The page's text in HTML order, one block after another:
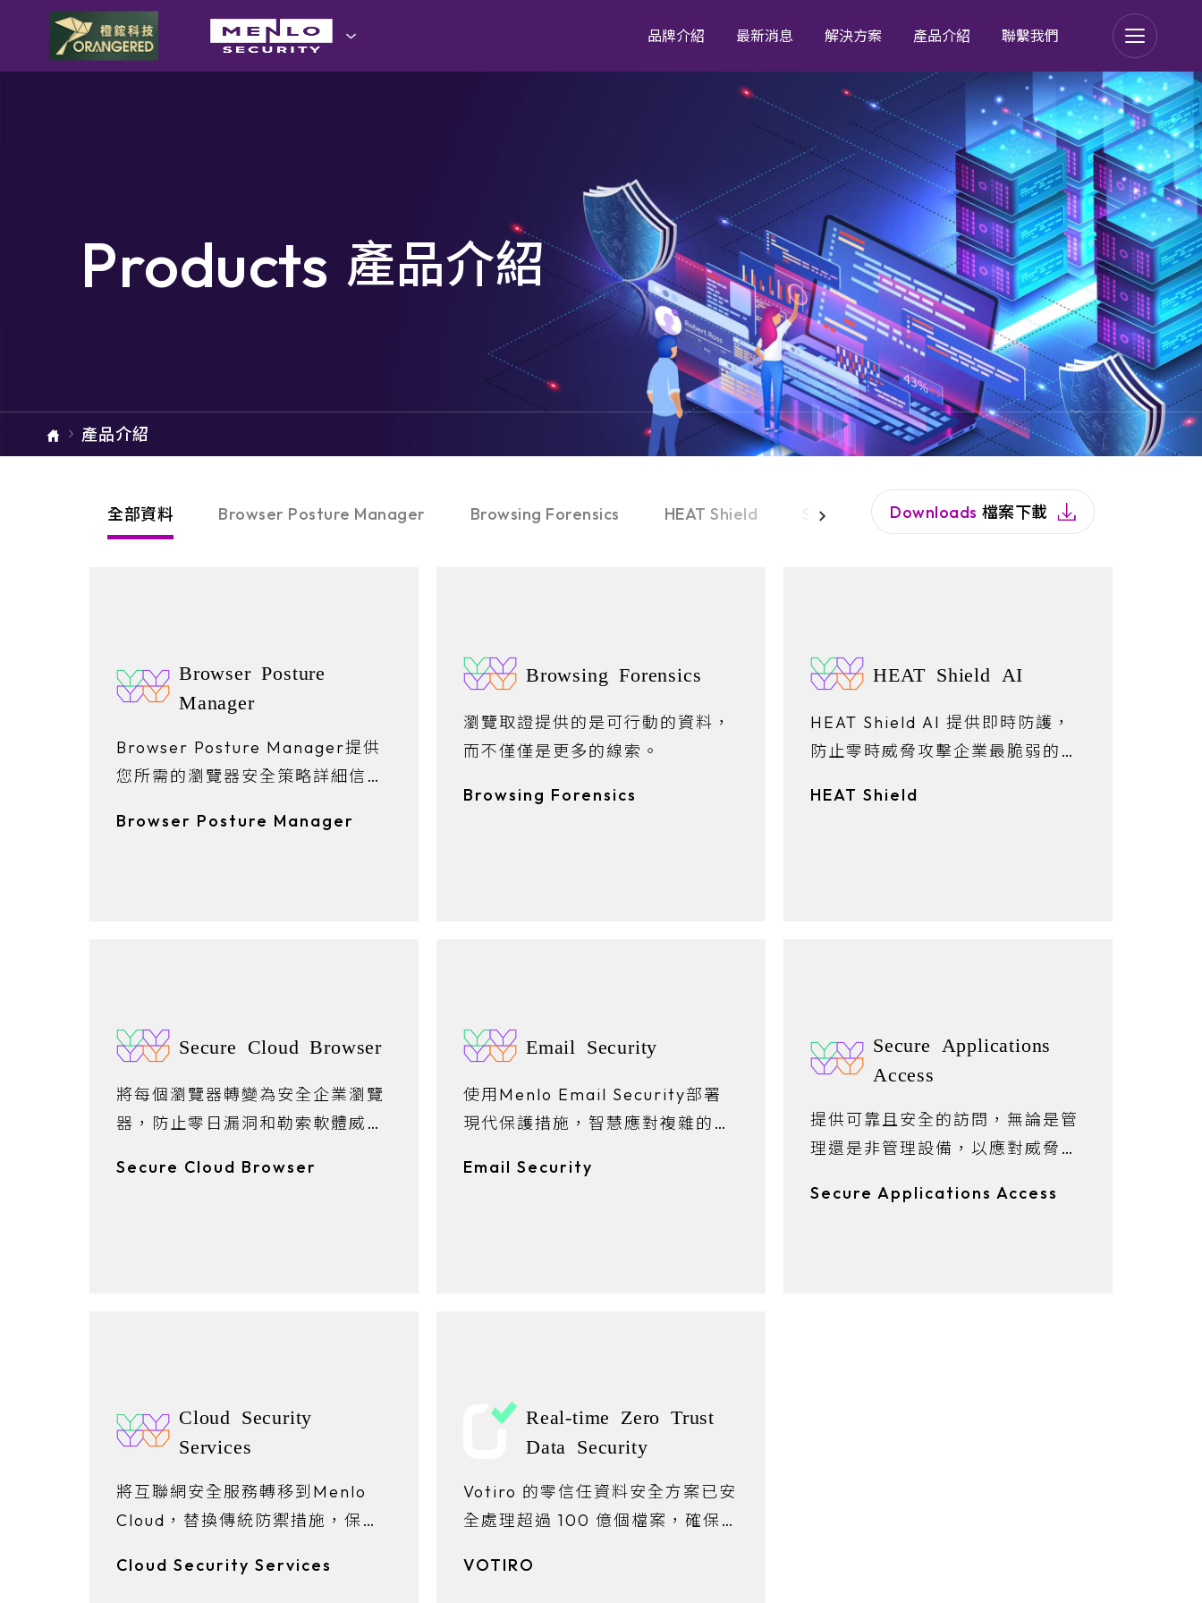
OPSWAT
MENLO SECURITY
品牌介紹 最新消息 解決方案 產品介紹 聯繫我們
了解品牌提供的產品內
Browser Posture Manager
Browsing Forensics
Browsing Forensics
HEAT Shield
HEAT Shield AI
Secure Cloud Browser
Secure Cloud Browser
Email Security
Secure Applications
Access
Secure Applications Access
Cloud Security Services
Cloud Security Services
VOTIRO
Real-time Zero Trust Data Security
Products 產品介紹
產品介紹
全部資料 Browser Posture Manager Browsing Forensics HEAT Shield Secure Cloud Browser Email Security
Downloads 檔案下載
Browser Posture
Manager
Browser Posture Manager提供
您所需的瀏覽器安全策略詳細信
過驗證的基準策略，有效地減少攻
Browser Posture Manager
Browsing Forensics
瀏覽取證提供的是可行動的資料，
而不僅僅是更多的線索。
Browsing Forensics
HEAT Shield AI
HEAT Shield AI 提供即時防護，
防止零時威脅攻擊企業最脆弱的攻
HEAT Shield
Secure Cloud Browser
將每個瀏覽器轉變為安全企業瀏覽
器，防止零日漏洞和勒索軟體威
Secure Cloud Browser
Email Security
使用Menlo Email Security部署
現代保護措施，智慧應對複雜的釣
Email Security
Secure Applications
Access
提供可靠且安全的訪問，無論是管
理還是非管理設備，以應對威脅不
Secure Applications Access
Cloud Security
Services
將互聯網安全服務轉移到Menlo
Cloud，替換傳統防禦措施，保護
Cloud Security Services
Real-time Zero Trust
Data Security
Votiro 的零信任資料安全方案已安
全處理超過 100 億個檔案，確保全
皆快速、合規，至今零資安事故。
VOTIRO